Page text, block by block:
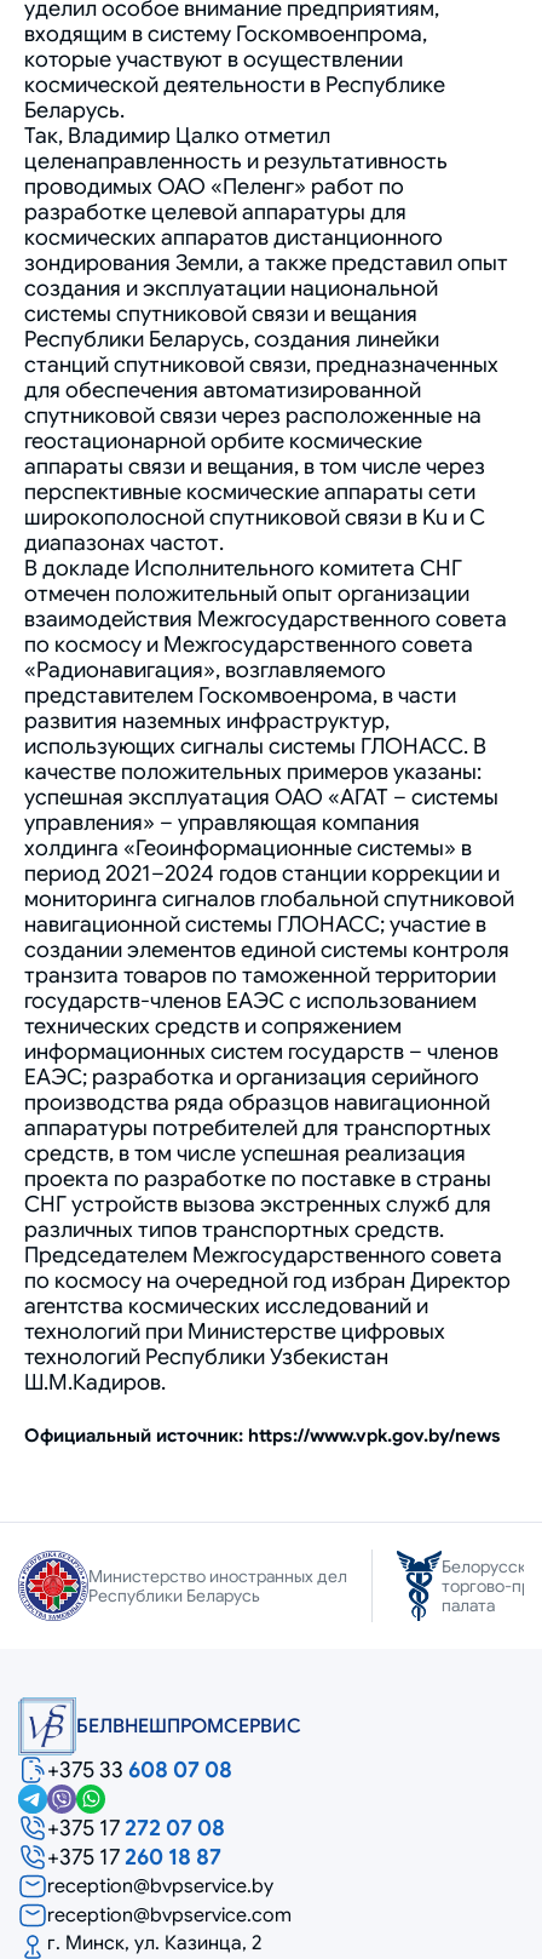
уделил особое внимание предприятиям,
входящим в систему Госкомвоенпрома,
которые участвуют в осуществлении
космической деятельности в Республике
Беларусь.
Так, Владимир Цалко отметил
целенаправленность и результативность
проводимых ОАО «Пеленг» работ по
разработке целевой аппаратуры для
космических аппаратов дистанционного
зондирования Земли, а также представил опыт
создания и эксплуатации национальной
системы спутниковой связи и вещания
Республики Беларусь, создания линейки
станций спутниковой связи, предназначенных
для обеспечения автоматизированной
спутниковой связи через расположенные на
геостационарной орбите космические
аппараты связи и вещания, в том числе через
перспективные космические аппараты сети
широкополосной спутниковой связи в Ku и C
диапазонах частот.
В докладе Исполнительного комитета СНГ
отмечен положительный опыт организации
взаимодействия Межгосударственного совета
по космосу и Межгосударственного совета
«Радионавигация», возглавляемого
представителем Госкомвоенрома, в части
развития наземных инфраструктур,
использующих сигналы системы ГЛОНАСС. В
качестве положительных примеров указаны:
успешная эксплуатация ОАО «АГАТ – системы
управления» – управляющая компания
холдинга «Геоинформационные системы» в
период 2021–2024 годов станции коррекции и
мониторинга сигналов глобальной спутниковой
навигационной системы ГЛОНАСС; участие в
создании элементов единой системы контроля
транзита товаров по таможенной территории
государств-членов ЕАЭС с использованием
технических средств и сопряжением
информационных систем государств – членов
ЕАЭС; разработка и организация серийного
производства ряда образцов навигационной
аппаратуры потребителей для транспортных
средств, в том числе успешная реализация
проекта по разработке по поставке в страны
СНГ устройств вызова экстренных служб для
различных типов транспортных средств.
Председателем Межгосударственного совета
по космосу на очередной год избран Директор
агентства космических исследований и
технологий при Министерстве цифровых
технологий Республики Узбекистан
Ш.М.Кадиров.
Официальный источник: https://www.vpk.gov.by/news
Министерство иностранных дел
Республики Беларусь
Белорусская
торгово-
палата
БЕЛВНЕШПРОМСЕРВИС
+375 33 608 07 08
+375 17 272 07 08
+375 17 260 18 87
reception@bvpservice.by
reception@bvpservice.com
г. Минск, ул. Казинца, 2